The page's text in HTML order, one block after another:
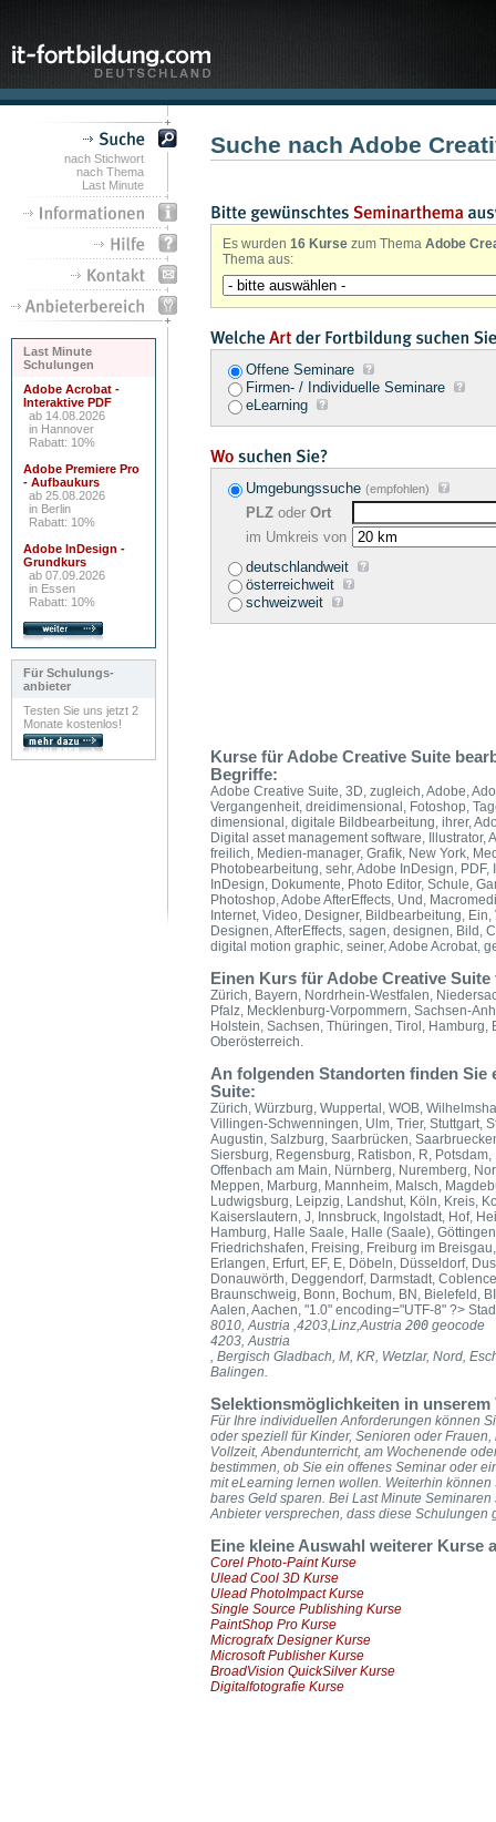
nach Stichwort
nach Thema
Last Minute
Last Minute
Schulungen
Adobe Acrobat -
Interaktive PDF
ab 14.08.2026
in Hannover
Rabatt: 10%
Adobe Premiere Pro
- Aufbaukurs
ab 25.08.2026
in Berlin
Rabatt: 10%
Adobe InDesign -
Grundkurs
ab 07.09.2026
in Essen
Rabatt: 10%
Für Schulungs-
anbieter
Testen Sie uns jetzt 2
Monate kostenlos!
Suche nach Adobe
Es wurden 16 Kurse zum Thema Adobe
Thema aus:
Offene Seminare
Firmen- / Individuelle Seminare
eLearning
Umgebungssuche (empfohlen)
PLZ oder Ort
im Umkreis von
deutschlandweit
österreichweit
schweizweit
Kurse für Adobe Creative Suite
Begriffe:
Adobe Creative Suite, 3D, zugleich, Adobe,
Vergangenheit, dreidimensional, Fotoshop,
dimensional, digitale Bildbearbeitung, ihrer,
Digital asset management software, Illustrator,
freilich, Medien-manager, Grafik, New York,
Photobearbeitung, sehr, Adobe InDesign,
InDesign, Dokumente, Photo Editor, Schule,
Photoshop, Adobe AfterEffects, Und,
Internet, Video, Designer, Bildbearbeitung,
Designen, AfterEffects, sagen, designen, Bild,
digital motion graphic, seiner, Adobe Acrobat,
Einen Kurs für Adobe Creative
Zürich, Bayern, Nordrhein-Westfalen,
Pfalz, Mecklenburg-Vorpommern, Sachsen-
Holstein, Sachsen, Thüringen, Tirol,
Oberösterreich.
An folgenden Standorten finden Sie
Suite:
Zürich, Würzburg, Wuppertal, WOB,
Villingen-Schwenningen, Ulm, Trier, Stuttgart,
Augustin, Salzburg, Saarbrücken,
Siersburg, Regensburg, Ratisbon, R,
Offenbach am Main, Nürnberg, Nuremberg,
Meppen, Marburg, Mannheim, Malsch,
Ludwigsburg, Leipzig, Landshut, Köln, Kreis,
Kaiserslautern, J, Innsbruck, Ingolstadt, Hof,
Hamburg, Halle Saale, Halle (Saale),
Friedrichshafen, Freising, Freiburg im
Erlangen, Erfurt, EF, E, Döbeln, Düsseldorf,
Donauwörth, Deggendorf, Darmstadt,
Braunschweig, Bonn, Bochum, BN, Bielefeld,
Aalen, Aachen, "1.0" encoding="UTF-8" ?>
8010, Austria ,4203,Linz,Austria 200 geocode
4203, Austria
, Bergisch Gladbach, M, KR, Wetzlar, Nord,
Balingen.
Selektionsmöglichkeiten in unserem
Für Ihre individuellen Anforderungen können
oder speziell für Kinder, Senioren oder
Vollzeit, Abendunterricht, am Wochenende
bestimmen, ob Sie ein offenes Seminar oder
mit eLearning lernen wollen. Weiterhin
bares Geld sparen. Bei Last Minute
Anbieter versprechen, dass diese Schulungen
Eine kleine Auswahl weiterer Kurse
Corel Photo-Paint Kurse
Ulead Cool 3D Kurse
Ulead PhotoImpact Kurse
Single Source Publishing Kurse
PaintShop Pro Kurse
Micrografx Designer Kurse
Microsoft Publisher Kurse
BroadVision QuickSilver Kurse
Digitalfotografie Kurse